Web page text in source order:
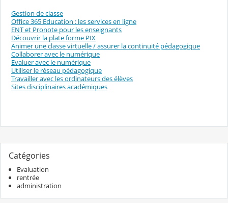
Gestion de classe
Office 365 Education : les services en ligne
ENT et Pronote pour les enseignants
Découvrir la plate forme PIX
Animer une classe virtuelle / assurer la continuité pédagogique
Collaborer avec le numérique
Evaluer avec le numérique
Utiliser le réseau pédagogique
Travailler avec les ordinateurs des élèves
Sites disciplinaires académiques
Catégories
Evaluation
rentrée
administration